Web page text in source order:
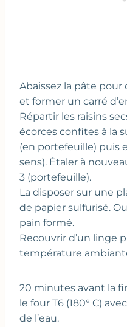
Abaissez la pâte pour
et former un carré
Répartir les raisins
écorces confites à la
(en portefeuille) puis
sens). Étaler à
3 (portefeuille).
La disposer sur une
de papier sulfurisé.
pain formé.
Recouvrir d’un linge
température
20 minutes avant la
le four T6 (180° C)
de l’eau.